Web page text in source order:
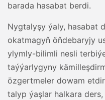
barada hasabat berdi.
Nygtalyşy ýaly, hasabat
okatmagyň öňdebaryjy
ylymly-bilimli nesli
taýýarlygyny
özgertmeler dowam
talyp ýaşlar halkara